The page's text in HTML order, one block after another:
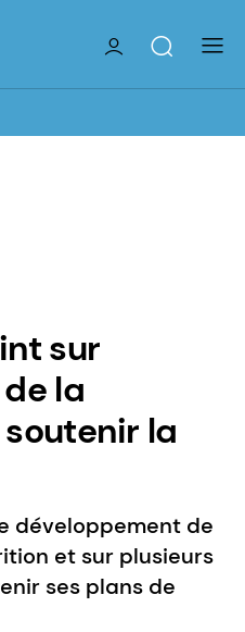
sur
la
la
développement de
et sur plusieurs
ses plans de